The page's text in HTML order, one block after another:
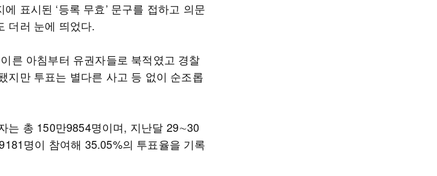
표시된 ‘등록 무효’ 문구를 접하고 의문
더러 눈에 띄었다.
른 아침부터 유권자들로 북적였고 경찰
지만 투표는 별다른 사고 등 없이 순조롭
는 총 150만9854명이며, 지난달 29∼30
명이 참여해 35.05%의 투표율을 기록